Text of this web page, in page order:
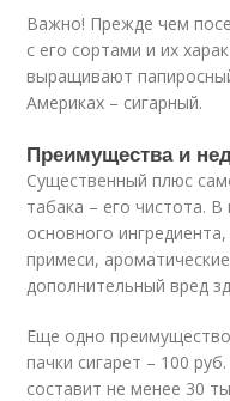
Важно! Прежде чем
с его сортами и их
выращивают
Америках – сигарный.
Преимущества и
Существенный плюс
табака – его чистота.
основного
примеси,
дополнительный вред
Еще одно
пачки сигарет – 100
составит не менее 30